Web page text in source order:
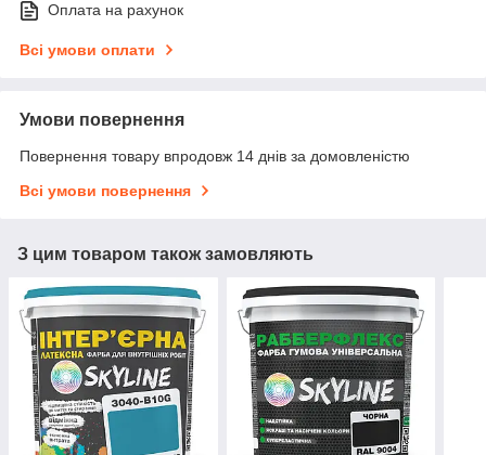
Оплата на рахунок
Всі умови оплати
Умови повернення
Повернення товару впродовж 14 днів за домовленістю
Всі умови повернення
З цим товаром також замовляють